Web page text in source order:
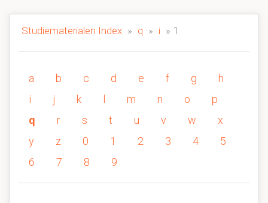
Studiematerialen Index » q » i » 1
a b c d e f g
h
i
j k m n o
p
q
r s t u v w
x
y
z 0 1 2 3 4
5
6
7 8 9